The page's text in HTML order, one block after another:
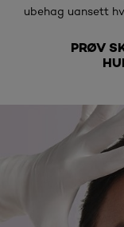
ubehag uansett
PRØV